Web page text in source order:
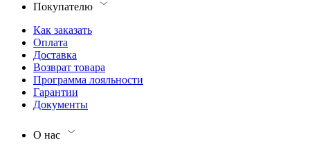
Покупателю
Как заказать
Оплата
Доставка
Возврат товара
Программа лояльности
Гарантии
Документы
О нас